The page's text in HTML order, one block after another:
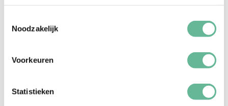
Noodzakelijk
Voorkeuren
Statistieken
8) Casino
binnenkomst elke gast een aantal fiches mee. Een